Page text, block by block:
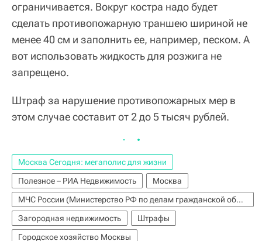
ограничивается. Вокруг костра надо будет
сделать противопожарную траншею шириной не
менее 40 см и заполнить ее, например, песком. А
вот использовать жидкость для розжига не
запрещено.
Штраф за нарушение противопожарных мер в
этом случае составит от 2 до 5 тысяч рублей.
Москва Сегодня: мегаполис для жизни
Полезное – РИА Недвижимость
Москва
МЧС России (Министерство РФ по делам гражданской обороны, чрезвычайным ситуациям и ликвидации последствий стихийных бедствий)
Загородная недвижимость
Штрафы
Городское хозяйство Москвы